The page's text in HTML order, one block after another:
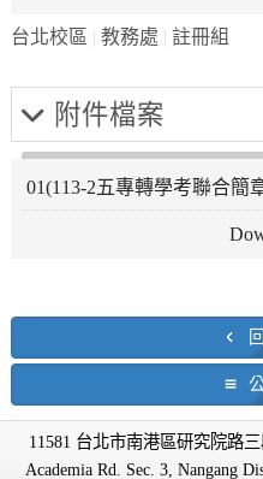
台北校區 教務處 註冊組
附件檔案
01(113-2五專轉學考聯合簡
11581 台北市南港區研究院路三
Academia Rd. Sec. 3, Nangang